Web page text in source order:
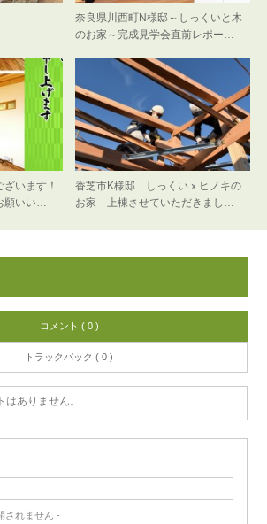
奈良県川西町N様邸～しっくいと木
のお家～完成見学会直前レポー…
います！
願いい…
香芝市K様邸 しっくいｘヒノキの
お家 上棟させていただきまし…
コメント ( 0 )
トラックバック ( 0 )
ありません。
されません -